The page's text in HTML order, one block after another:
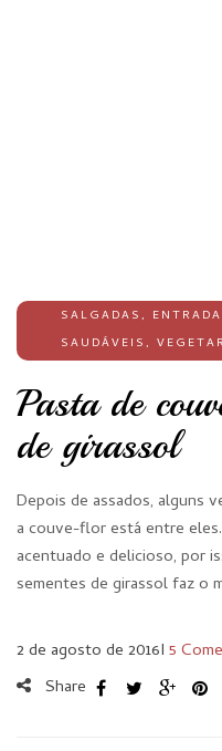
SALGADAS,
SAUDÁVEIS,
Pasta de
de girassol
Depois de assados, alguns
a couve-flor está entre
acentuado e delicioso, por
sementes de girassol faz o
2 de agosto de 2016I 5
Share